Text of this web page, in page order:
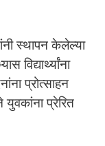
स्थापन केलेल्या
विद्यार्थ्यांना
प्रोत्साहन
युवकांना प्रेरित